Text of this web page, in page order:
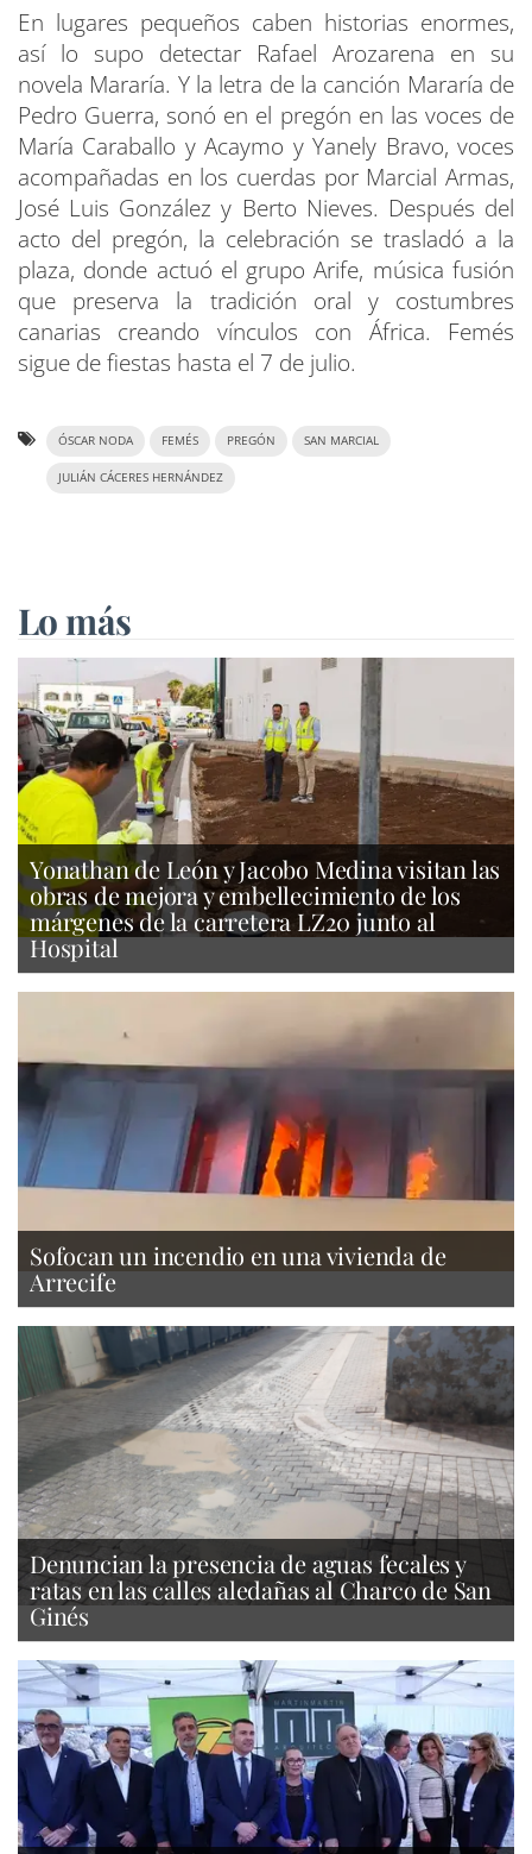
En lugares pequeños caben historias enormes,
así lo supo detectar Rafael Arozarena en su
novela Mararía. Y la letra de la canción Mararía de
Pedro Guerra, sonó en el pregón en las voces de
María Caraballo y Acaymo y Yanely Bravo, voces
acompañadas en los cuerdas por Marcial Armas,
José Luis González y Berto Nieves. Después del
acto del pregón, la celebración se trasladó a la
plaza, donde actuó el grupo Arife, música fusión
que preserva la tradición oral y costumbres
canarias creando vínculos con África. Femés
sigue de fiestas hasta el 7 de julio.
ÓSCAR NODA FEMÉS PREGÓN SAN MARCIAL
JULIÁN CÁCERES HERNÁNDEZ
Lo más
Yonathan de León y Jacobo Medina visitan las
obras de mejora y embellecimiento de los
márgenes de la carretera LZ20 junto al
Hospital
Sofocan un incendio en una vivienda de
Arrecife
Denuncian la presencia de aguas fecales y
ratas en las calles aledañas al Charco de San
Ginés